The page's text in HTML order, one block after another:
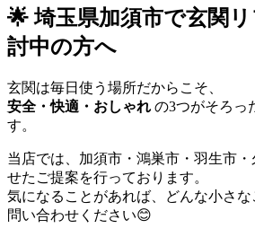
🌟 埼玉県加須市で玄関
討中の方へ
玄関は毎日使う場所だからこそ、
安全・快適・おしゃれ の3つがそろっ
す。
当店では、加須市・鴻巣市・羽生市
せたご提案を行っております。
気になることがあれば、どんな小さ
問い合わせください😊